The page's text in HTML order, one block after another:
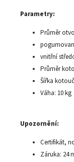
Parametry:
Průměr
vnitřní
Průměr
Šířka
Váha: 10 kg
Upozornění:
Certifikát,
Záruka: 24